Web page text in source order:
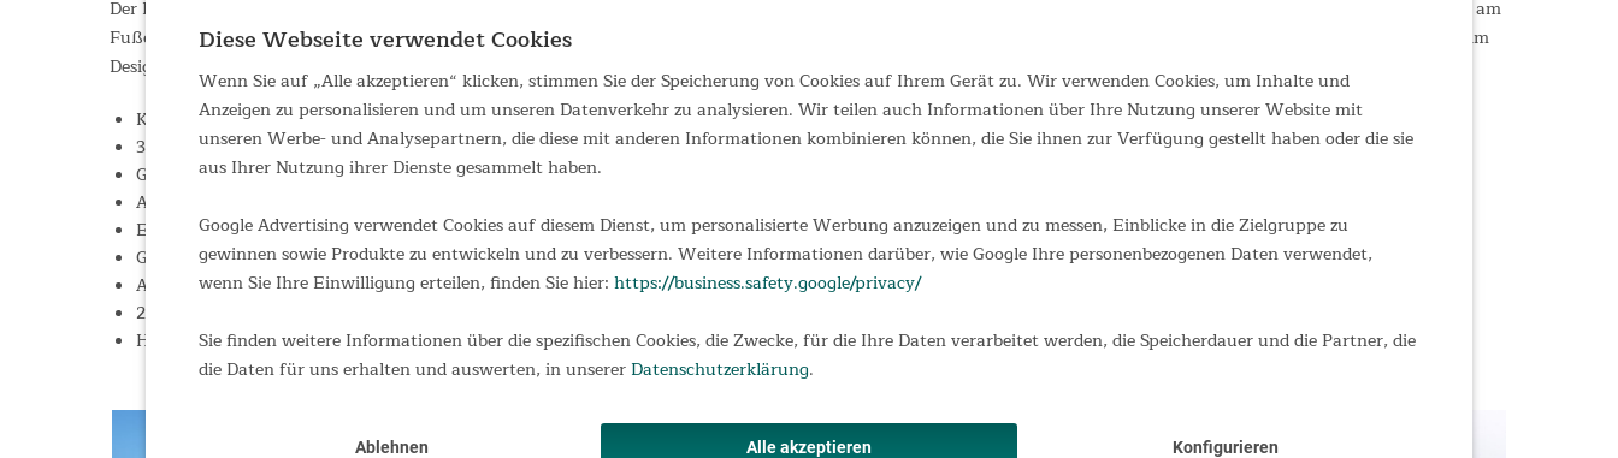
Der Dundee Junior ist perfekt für alle Kinder, die nachts ihre Bewegungsfreiheit brauchen! Die gerade, rechteckige Form bietet, sowohl im oberen Schulterbereich als auch am
Fußende, viel Platz und doch hat der Dundee nicht auf die Vorzüge eines gemütlichen Kopfteils – wie bei einem Mumien-Schlafsack – verzichtet. Top ausgestattet, schick im
Design und vor allem praktisch, ist der Dundee für Camping, Kindergarten- oder Schulausflüge und Übernachtungspartys immer eine gute Wahl.
Kuscheliges Innenfutter aus Baumwollflanell ist angenehm warm und weich auf der Haut
3-Saison-Schlafsack ausgerüstet mit einer Füllung aus 2 Lagen 200 g/m² Mikrofaser
Geeignet für Komfort-Temperaturen zwischen 10 und 2° C für einen angenehmen Schlaf
Außenmaterial aus Honeycomb-Ripstop-Polyester ist wasserabweisend und atmungsaktiv
Einkuscheln durch großzügiges Kopfteil mit 14 cm hohem Rand und Kordelzug
Gründliche Auffrischung durch Maschinenwäsche bei 30° C im Schonprogramm
Ausgerüstet mit Kletttasche im Inneren, um Kleinigkeiten nachts griffbereit aufzubewahren
2-Wege-Reißverschluss mit fest eingenähtem Webband als Klemmschutz
Halb geöffnet im Fußbereich zum Lüften oder komplett geöffnet als große Decke
Diese Webseite verwendet Cookies
Wenn Sie auf „Alle akzeptieren“ klicken, stimmen Sie der Speicherung von Cookies auf Ihrem Gerät zu. Wir verwenden Cookies, um Inhalte und
Anzeigen zu personalisieren und um unseren Datenverkehr zu analysieren. Wir teilen auch Informationen über Ihre Nutzung unserer Website mit
unseren Werbe- und Analysepartnern, die diese mit anderen Informationen kombinieren können, die Sie ihnen zur Verfügung gestellt haben oder die sie
aus Ihrer Nutzung ihrer Dienste gesammelt haben.
Google Advertising verwendet Cookies auf diesem Dienst, um personalisierte Werbung anzuzeigen und zu messen, Einblicke in die Zielgruppe zu
gewinnen sowie Produkte zu entwickeln und zu verbessern. Weitere Informationen darüber, wie Google Ihre personenbezogenen Daten verwendet,
wenn Sie Ihre Einwilligung erteilen, finden Sie hier: https://business.safety.google/privacy/
Sie finden weitere Informationen über die spezifischen Cookies, die Zwecke, für die Ihre Daten verarbeitet werden, die Speicherdauer und die Partner, die
die Daten für uns erhalten und auswerten, in unsererDatenschutzerklärung.
Ablehnen Alle akzeptieren Konfigurieren